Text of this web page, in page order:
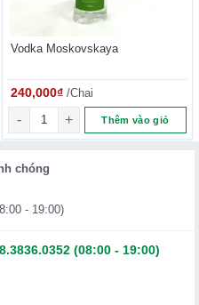
DOLL 700ML số lượng
Vodka Moskovskaya
240,000₫ /Chai
Vodka Moskovskaya số lượng
Thêm vào giỏ
chóng
- 19:00)
(08:00 - 19:00)